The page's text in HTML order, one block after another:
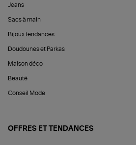
Jeans
Sacs à main
Bijoux tendances
Doudounes et Parkas
Maison déco
Beauté
Conseil Mode
OFFRES ET TENDANCES